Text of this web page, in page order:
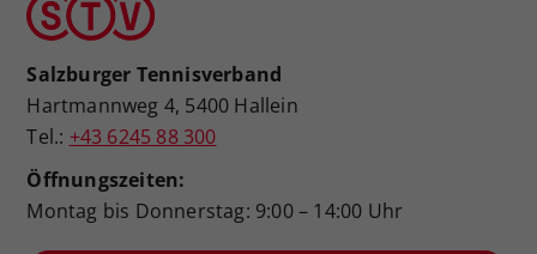
Salzburger Tennisverband
Hartmannweg 4, 5400 Hallein
Tel.: +43 6245 88 300
Öffnungszeiten:
Montag bis Donnerstag: 9:00 – 14:00 Uhr